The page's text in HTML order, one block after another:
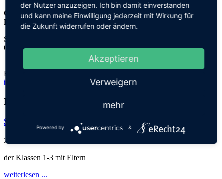
Grundschule an der
Elisabeth-von-Thadden-Schule
Steinhofweg 95
69123 Heidelberg
Tel.: 06221 73922-0
Fax: 06221 73922-11
info@thadden-grundschule.de
Kalender
Schuljahresabschlussgottesdienst
28. Juli '26
der Klassen 1-3 mit Eltern
weiterlesen ...
der Nutzer anzuzeigen. Ich bin damit einverstanden
und kann meine Einwilligung jederzeit mit Wirkung für
die Zukunft widerrufen oder ändern.
Akzeptieren
Verweigern
mehr
Powered by &